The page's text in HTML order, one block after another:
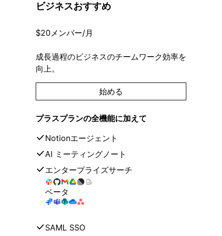
ビジネスおすすめ
$20 メンバー/月
成長過程のビジネスのチームワーク効率を
向上。
始める
プラスプランの全機能に加えて
Notionエージェント
AI ミーティングノート
エンタープライズサーチ
ベータ
SAML SSO